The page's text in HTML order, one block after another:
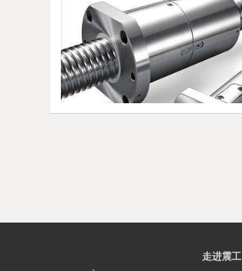
走进震工